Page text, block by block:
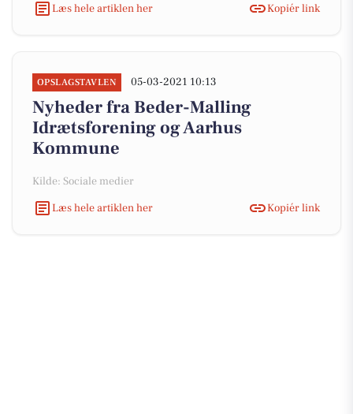
Læs hele artiklen her
Kopiér link
OPSLAGSTAVLEN 05-03-2021 10:13
Nyheder fra Beder-Malling
Idrætsforening og Aarhus
Kommune
Kilde: Sociale medier
Læs hele artiklen her
Kopiér link